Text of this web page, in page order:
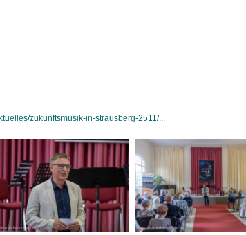
zukunftsmusik-in-strausberg-2511/...